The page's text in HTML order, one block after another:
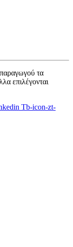
παραγωγού τα
επιλέγονται
Tb-icon-zt-